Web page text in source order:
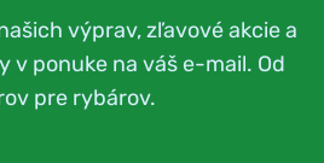
výprav, zľavové akcie a
v ponuke na váš e-mail. Od
pre rybárov.